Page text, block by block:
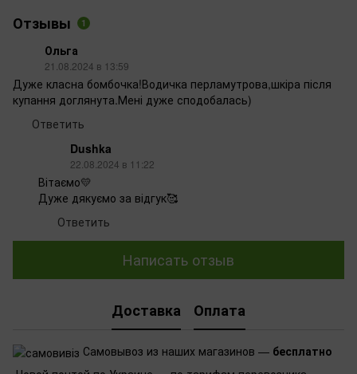
Отзывы 1
Ольга
21.08.2024 в 13:59
Дуже класна бомбочка!Водичка перламутрова,шкіра після
купання доглянута.Мені дуже сподобалась)
Ответить
Dushka
22.08.2024 в 11:22
Вітаємо💛
Дуже дякуємо за відгук🥰
Ответить
Написать отзыв
Доставка Оплата
Самовывоз из наших магазинов — бесплатно